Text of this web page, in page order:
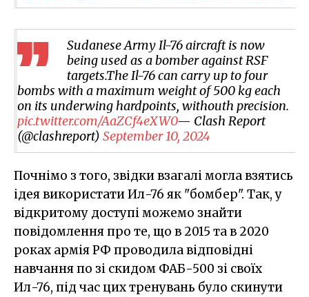
Sudanese Army Il-76 aircraft is now
being used as a bomber against RSF
targets.The Il-76 can carry up to four
bombs with a maximum weight of 500 kg each
on its underwing hardpoints, withouth precision.
pic.twitter.com/AaZCf4eXW0— Clash Report
(@clashreport) September 10, 2024
Почнімо з того, звідки взагалі могла взятись
ідея використати Ил-76 як "бомбер". Так, у
відкритому доступі можемо знайти
повідомлення про те, що в 2015 та в 2020
роках армія РФ проводила відповідні
навчання по зі скидом ФАБ-500 зі своїх
Ил-76, під час цих тренувань було скинути